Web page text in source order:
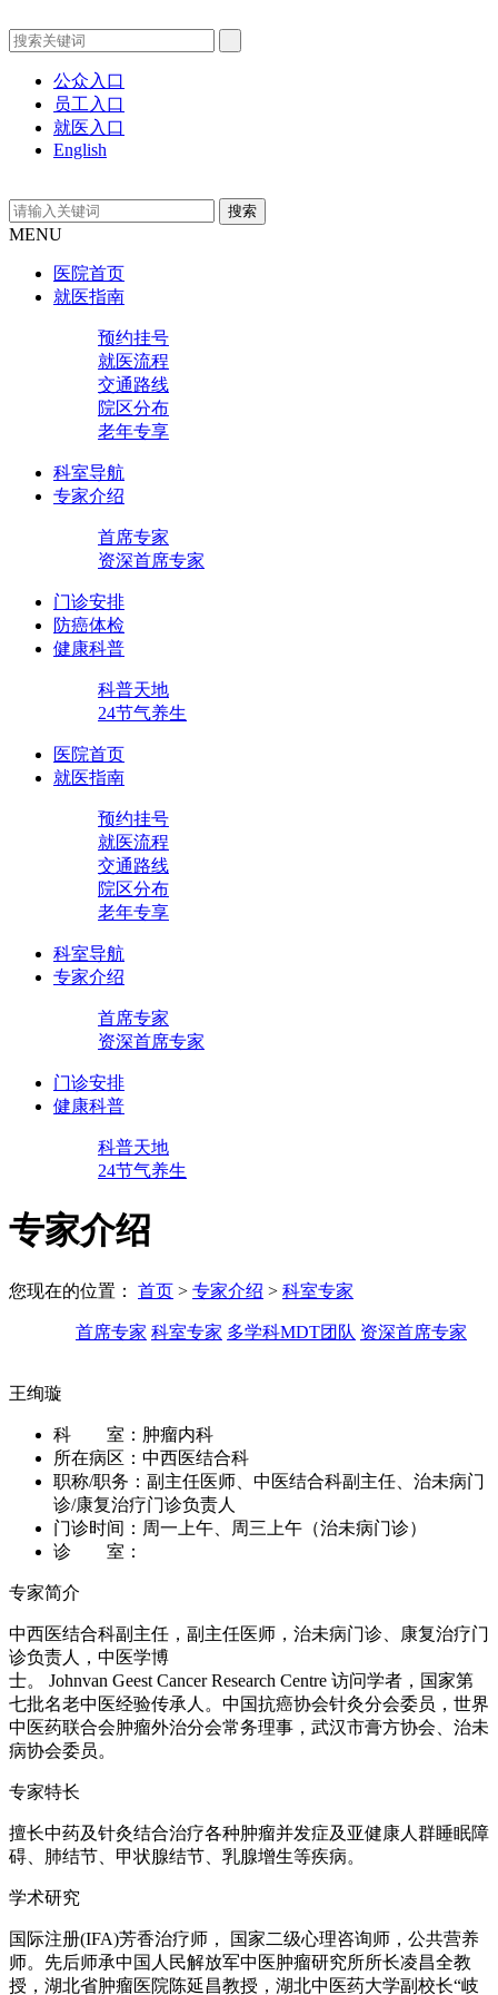
公众入口
员工入口
就医入口
English
MENU
医院首页
就医指南
预约挂号
就医流程
交通路线
院区分布
老年专享
科室导航
专家介绍
首席专家
资深首席专家
门诊安排
防癌体检
健康科普
科普天地
24节气养生
医院首页
就医指南
预约挂号
就医流程
交通路线
院区分布
老年专享
科室导航
专家介绍
首席专家
资深首席专家
门诊安排
健康科普
科普天地
24节气养生
专家介绍
您现在的位置： 首页 > 专家介绍 > 科室专家
首席专家 科室专家 多学科MDT团队 资深首席专家
王绚璇
科 室： 肿瘤内科
所在病区： 中西医结合科
职称/职务： 副主任医师、中医结合科副主任、治未病门
诊/康复治疗门诊负责人
门诊时间： 周一上午、周三上午（治未病门诊）
诊 室：
专家简介
中西医结合科副主任，副主任医师，治未病门诊、康复治疗门
诊负责人，中医学博
士。 Johnvan Geest Cancer Research Centre 访问学者，国家第
七批名老中医经验传承人。中国抗癌协会针灸分会委员，世界
中医药联合会肿瘤外治分会常务理事，武汉市膏方协会、治未
病协会委员。
专家特长
擅长中药及针灸结合治疗各种肿瘤并发症及亚健康人群睡眠障
碍、肺结节、甲状腺结节、乳腺增生等疾病。
学术研究
国际注册(IFA)芳香治疗师， 国家二级心理咨询师，公共营养
师。先后师承中国人民解放军中医肿瘤研究所所长凌昌全教
授，湖北省肿瘤医院陈延昌教授，湖北中医药大学副校长“岐